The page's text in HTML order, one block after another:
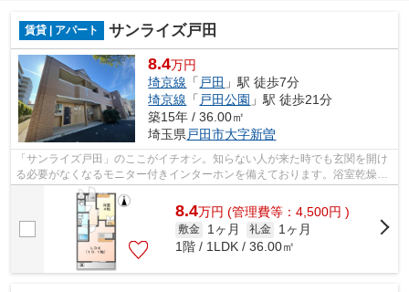
賃貸 | アパート サンライズ戸田
8.4万円
埼京線 「 戸田 」駅 徒歩7分
埼京線 「 戸田公園 」駅 徒歩21分
築15年 / 36.00㎡
埼玉県 戸田市大字新曽
「サンライズ戸田」のここがイチオシ。知らない人が来た時でも玄関を開け
る必要がなくなるモニター付きインターホンを備えております。浴室乾燥機
を備え付けているので、雨の日など外...
8.4万円 (管理費等：4,500円 )
敷金 1ヶ月 礼金
1ヶ月
1階 / 1LDK / 36.00㎡